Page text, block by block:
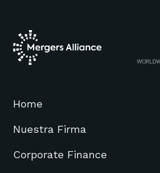
Home
Nuestra Firma
Corporate Finance